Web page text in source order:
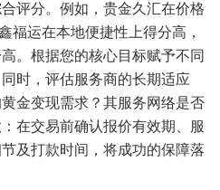
评分。例如，贵金久汇在价格
福运在本地便捷性上得分高，
。根据您的核心目标赋予不同
时，评估服务商的长期适应
金变现需求？其服务网络是否
在交易前确认报价有效期、服
及打款时间，将成功的保障落